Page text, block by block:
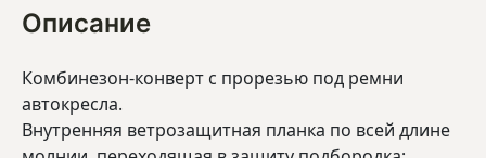
Описание
Комбинезон-конверт с прорезью под ремни
автокресла.
Внутренняя ветрозащитная планка по всей длине